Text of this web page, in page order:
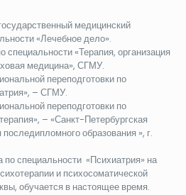
медицинский
«Лечебное дело».
специальности «Терапия, организация
медицина», СГМУ.
переподготовки по
– СГМУ.
переподготовки по
– «Санкт-Петербургская
образования », г.
по специальности «Психиатрия» на
и психосоматической
обучается в настоящее время.